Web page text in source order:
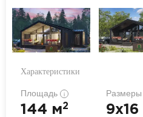
Характеристики
Площадь i
144 м2
Размеры
9x16